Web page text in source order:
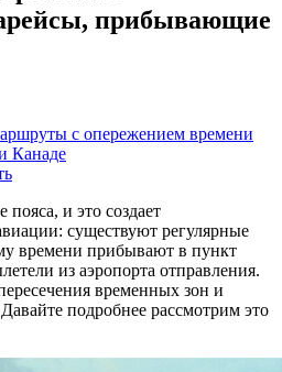
прибывающие
с опережением времени
Канаде
пояса, и это создает
существуют регулярные
времени прибывают в пункт
из аэропорта отправления.
временных зон и
подробнее рассмотрим это